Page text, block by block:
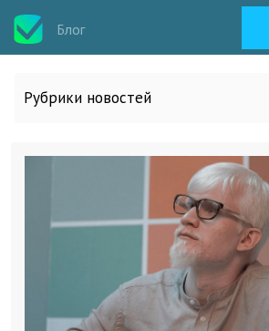
Блог
Рубрики новостей
Все статьи
О work-zilla.com
Новости сервиса